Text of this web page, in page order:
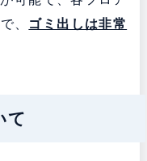
、 ゴミ出しは非常
て